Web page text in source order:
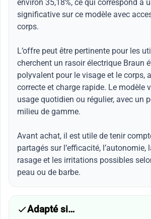
environ 35,18%, ce qui correspond à
significative sur ce modèle avec
corps.
L’offre peut être pertinente pour les
cherchent un rasoir électrique Braun
polyvalent pour le visage et le corps,
correcte et charge rapide. Le modèle
usage quotidien ou régulier, avec un
milieu de gamme.
Avant achat, il est utile de tenir
partagés sur l’efficacité, l’autonomie,
rasage et les irritations possibles
peau ou de barbe.
Adapté si…